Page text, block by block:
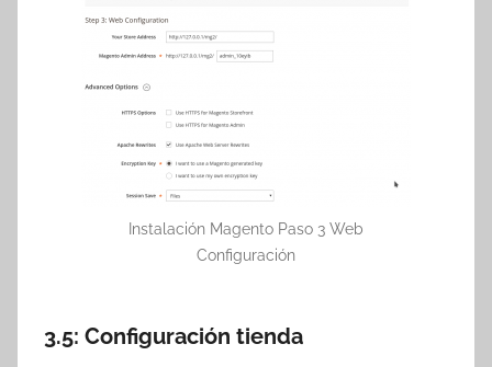
Instalación Magento Paso 3 Web
Configuración
3.5: Configuración tienda